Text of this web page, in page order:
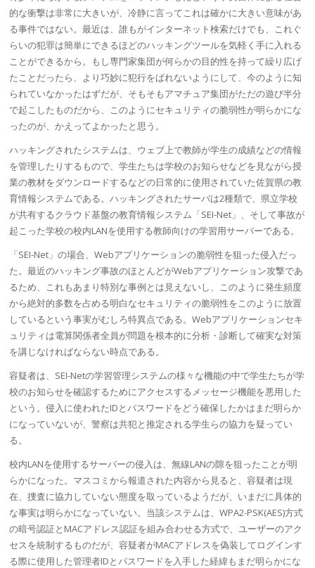
的な衝撃は非常に大きいが、冷静に言ってこれは確かに大きい意味があ
る事件ではない。最近は、誰もがインターネット検索だけでも、これぐ
らいの犯罪は簡単にできるほどのハッキングツールを気軽く手に入れる
ことができるから。もし専門家集団が何らかの目的性を持って繰り広げ
たことだったら、より巧妙に犯行をばれないようにして、今のように知
られていなかったはずだが、そもそもアマチュア集団がただの遊び半分
で起こしたものだから、このようにセキュリティの脆弱性が明らかにな
ったのが、かえってよかったと思う。
ハッキングされたシステムは、ウェブ上で教師が学生の成績などの情報
を管理したりするもので、学生たちは学校のお知らせなどを見ながら授
業の教材をダウンロードするなどの日常的に使用されていた佐賀県の教
育情報システムである。ハッキングされたサーバは2種類で、県立学校
が共有するクラウド基盤の教育情報システム「SEI-Net」、そして事故が
起こった学校の校内LANを使用する教師向けの学習用サーバーである。
「SEI-Net」の場合、Webアプリケーションの脆弱性を狙った侵入だっ
た。最近のハッキング事故のほとんどがWebアプリケーション攻撃であ
るため、これもあまり特別な事例とは見えないし、このように発生頻度
から絶対的多数を占める明白なセキュリティの脆弱性をこのように放置
しているという事実がむしろ特異点である。Webアプリケーションセキ
ュリティは電算関係者全員が問題を根本的に分析・診断して確実な対策
を講じなければならない時点である。
容疑者は、SEI-Netの学習管理システムの様々な機能の中で学生たちが学
校のお知らせを確認するためにアクセスするメッセージ機能を悪用した
という。侵入に使われたIDとパスワードをどう確保したかはまだ明らか
になっていないが、警察は共犯と推定される学生らの協力を疑ってい
る。
校内LANを使用するサーバーの侵入は、無線LANの隙を狙ったことが明
らかになった。マスコミから報道された内容から見ると、容疑者は現
在、捜査に協力していない態度を取っているようだが、いまだに具体的
な事実は明らかになっていない。当該システムは、WPA2-PSK(AES)方式
の暗号認証と MACアドレス認証を組み合わせる方式で、ユーザーのアク
セスを統制するものだが、容疑者がMACアドレスを偽装してログインす
る際に使用した管理者IDとパスワードを入手した経緯もまだ明らかにな